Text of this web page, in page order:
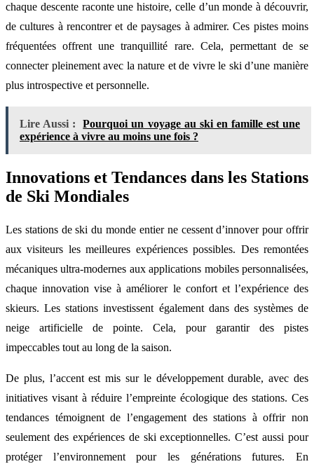
chaque descente raconte une histoire, celle d’un monde à découvrir,
de cultures à rencontrer et de paysages à admirer. Ces pistes moins
fréquentées offrent une tranquillité rare. Cela, permettant de se
connecter pleinement avec la nature et de vivre le ski d’une manière
plus introspective et personnelle.
Lire Aussi :
Pourquoi un voyage au ski en famille est une
expérience à vivre au moins une fois ?
Innovations et Tendances dans les Stations
de Ski Mondiales
Les stations de ski du monde entier ne cessent d’innover pour offrir
aux visiteurs les meilleures expériences possibles. Des remontées
mécaniques ultra-modernes aux applications mobiles personnalisées,
chaque innovation vise à améliorer le confort et l’expérience des
skieurs. Les stations investissent également dans des systèmes de
neige artificielle de pointe. Cela, pour garantir des pistes
impeccables tout au long de la saison.
De plus, l’accent est mis sur le développement durable, avec des
initiatives visant à réduire l’empreinte écologique des stations. Ces
tendances témoignent de l’engagement des stations à offrir non
seulement des expériences de ski exceptionnelles. C’est aussi pour
protéger l’environnement pour les générations futures. En